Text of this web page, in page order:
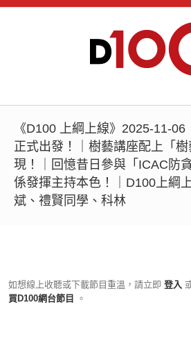
《D100 上綱上線》2025-11-
正式出發！｜樹藝講座配上「
現！｜回憶昔日參與「ICAC防
係發揮主持本色！｜D100上綱
斌、禮賢同學、科林
如想線上收聽或下載節目重溫，請立即 登入
買D100網台節目
。